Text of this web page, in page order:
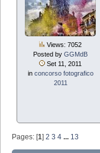
Views: 7052
Posted by GGMdB
Set 11, 2011
in concorso fotografico
2011
Pages: [1] 2 3 4 ... 13